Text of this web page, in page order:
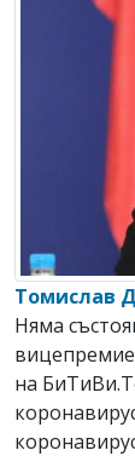
Томислав
Няма
на